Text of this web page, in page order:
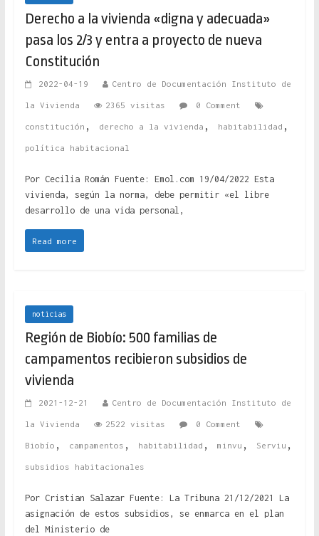
Derecho a la vivienda «digna y adecuada»
pasa los 2/3 y entra a proyecto de nueva
Constitución
2022-04-19 Centro de Documentación Instituto de
la Vivienda 2365 visitas 0 Comment
constitución , derecho a la vivienda , habitabilidad ,
política habitacional
Por Cecilia Román Fuente: Emol.com 19/04/2022 Esta
vivienda, según la norma, debe permitir «el libre
desarrollo de una vida personal,
Read more
noticias
Región de Biobío: 500 familias de
campamentos recibieron subsidios de
vivienda
2021-12-21 Centro de Documentación Instituto de
la Vivienda 2522 visitas 0 Comment
Biobío , campamentos , habitabilidad , minvu , Serviu ,
subsidios habitacionales
Por Cristian Salazar Fuente: La Tribuna 21/12/2021 La
asignación de estos subsidios, se enmarca en el plan
del Ministerio de